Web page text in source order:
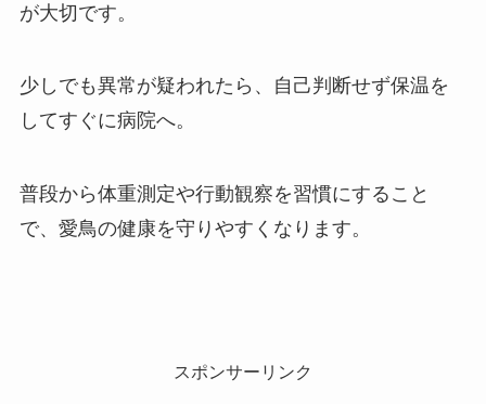
が大切です。
少しでも異常が疑われたら、自己判断せず保温を
してすぐに病院へ。
普段から体重測定や行動観察を習慣にすること
で、愛鳥の健康を守りやすくなります。
スポンサーリンク